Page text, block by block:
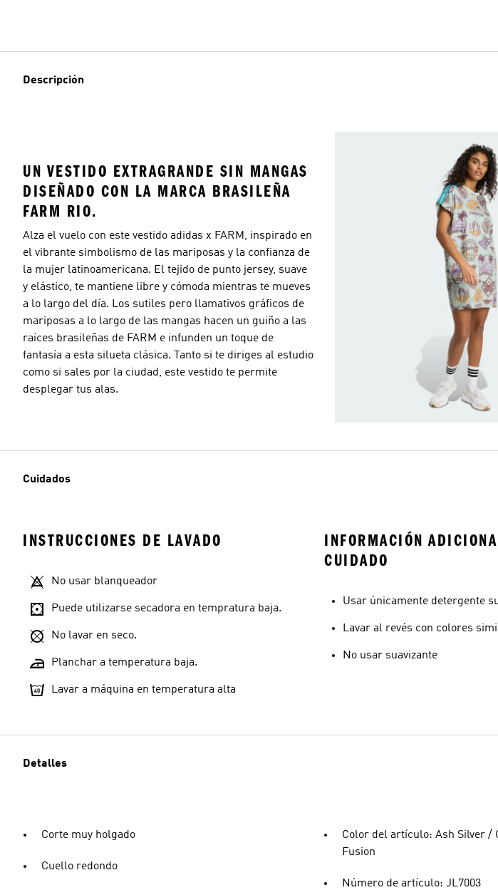
Descripción
UN VESTIDO EXTRAGRANDE SIN MANGAS
DISEÑADO CON LA MARCA BRASILEÑA
FARM RIO.
Alza el vuelo con este vestido adidas x FARM, inspirado en
el vibrante simbolismo de las mariposas y la confianza de
la mujer latinoamericana. El tejido de punto jersey, suave
y elástico, te mantiene libre y cómoda mientras te mueves
a lo largo del día. Los sutiles pero llamativos gráficos de
mariposas a lo largo de las mangas hacen un guiño a las
raíces brasileñas de FARM e infunden un toque de
fantasía a esta silueta clásica. Tanto si te diriges al estudio
como si sales por la ciudad, este vestido te permite
desplegar tus alas.
Cuidados
INSTRUCCIONES DE LAVADO
No usar blanqueador
Puede utilizarse secadora en tempratura baja.
No lavar en seco.
Planchar a temperatura baja.
Lavar a máquina en temperatura alta
INFORMACIÓN
CUIDADO
Usar únicamente detergente
Lavar al revés con colores
No usar suavizante
Detalles
Corte muy holgado
Cuello redondo
Color del artículo: Ash Silver /
Fusion
Número de artículo: JL7003